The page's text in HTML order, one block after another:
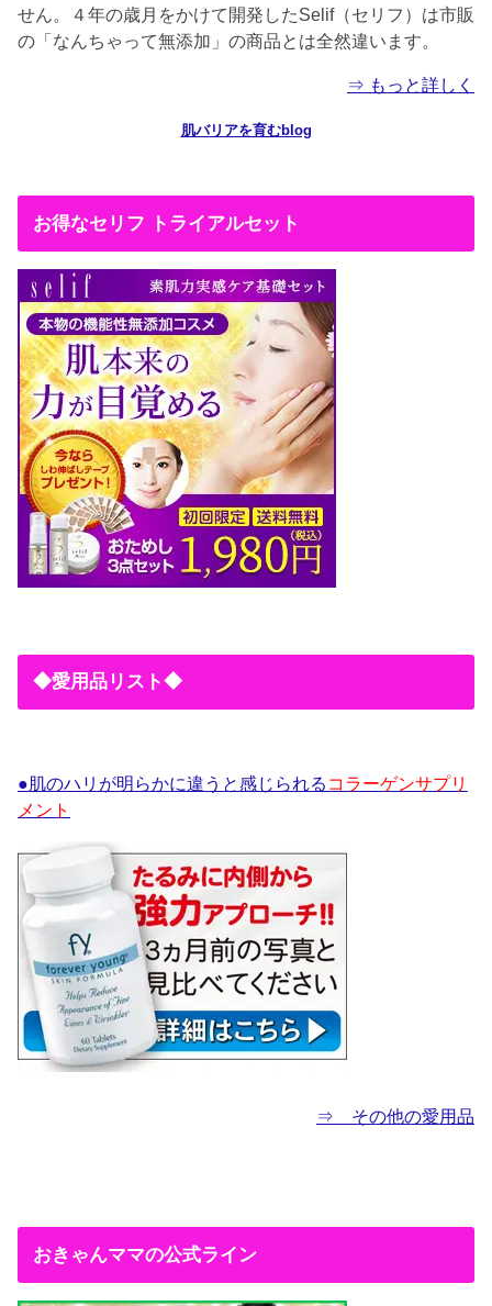
せん。４年の歳月をかけて開発したSelif（セリフ）は市販
の「なんちゃって無添加」の商品とは全然違います。
⇒ もっと詳しく
肌バリアを育むblog
お得なセリフ トライアルセット
◆愛用品リスト◆
●肌のハリが明らかに違うと感じられる コラーゲンサプリ
メント
⇒ その他の愛用品
おきゃんママの公式ライン